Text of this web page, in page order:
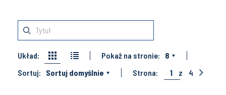
Układ: Pokaż na stronie:
8
Sortuj:
Sortuj domyślnie Strona: 1 z 4